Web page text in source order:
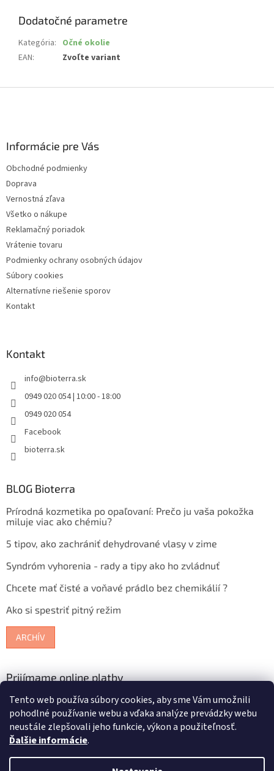
Tento web používa súbory cookies, aby sme Vám umožnili
pohodlné používanie webu a vďaka analýze prevádzky webu
neustále zlepšovali jeho funkcie, výkon a použiteľnosť.
Ďalšie informácie.
Dodatočné parametre
Kategória: Očné okolie
EAN: Zvoľte variant
Informácie pre Vás
Obchodné podmienky
Doprava
Vernostná zľava
Všetko o nákupe
Reklamačný poriadok
Vrátenie tovaru
Podmienky ochrany osobných údajov
Súbory cookies
Alternatívne riešenie sporov
Kontakt
Kontakt
info@bioterra.sk
0949 020 054 | 10:00 - 18:00
0949 020 054
Facebook
bioterra.sk
BLOG Bioterra
Prírodná kozmetika po opaľovaní: Prečo ju vaša pokožka
miluje viac ako chémiu?
5 tipov, ako zachrániť dehydrované vlasy v zime
Syndróm vyhorenia - rady a tipy ako ho zvládnuť
Chcete mať čisté a voňavé prádlo bez chemikálií ?
Ako si spestriť pitný režim
ARCHÍV
Prijímame online platby